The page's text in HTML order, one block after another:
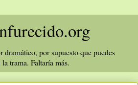
por supuesto que puedes
trama. Faltaría más.